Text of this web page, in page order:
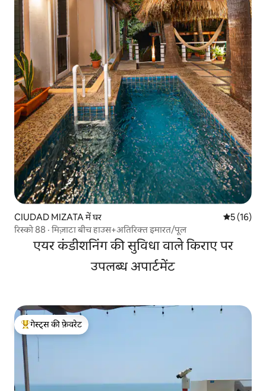
CIUDAD MIZATA में घर औसत रेटिंग
5 (16)
रिस्को 88 · मिज़ाटा बीच हाउस+अतिरिक्त इमारत/पूल
एयर कंडीशनिंग की सुविधा वाले किराए पर
उपलब्ध अपार्टमेंट
गेस्ट्स का टॉप फ़ेवरेट
गेस्ट्स की फ़ेवरेट